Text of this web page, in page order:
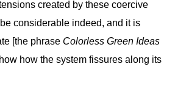
created by these coercive
considerable indeed, and it is
[the phrase Colorless Green Ideas
how the system fissures along its